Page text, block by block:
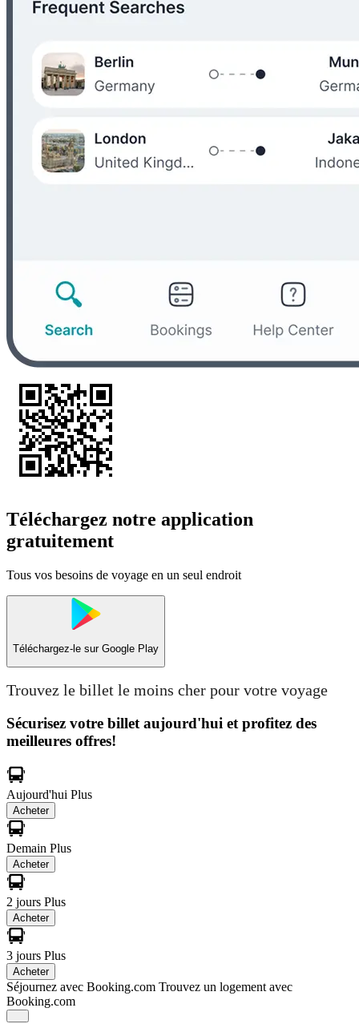
Téléchargez notre application
gratuitement
Tous vos besoins de voyage en un seul endroit
Téléchargez-le sur Google Play
Trouvez le billet le moins cher pour votre voyage
Sécurisez votre billet aujourd'hui et profitez des
meilleures offres!
Aujourd'hui Plus
Acheter
Demain Plus
Acheter
2 jours Plus
Acheter
3 jours Plus
Acheter
Séjournez avec Booking.com Trouvez un logement avec
Booking.com